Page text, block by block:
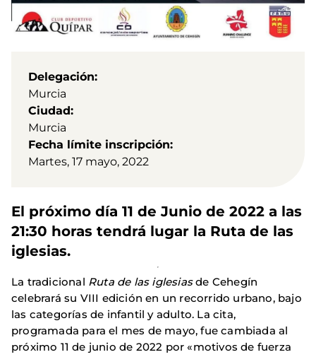
Delegación
Murcia
Ciudad
Murcia
Fecha límite inscripción
Martes, 17 mayo, 2022
El próximo día 11 de Junio de 2022 a las
21:30 horas tendrá lugar la Ruta de las
iglesias.
La tradicional Ruta de las iglesiasde Cehegín
celebrará su VIII edición en un recorrido urbano, bajo
las categorías de infantil y adulto. La cita,
programada para el mes de mayo, fue cambiada al
próximo 11 de junio de 2022 por «motivos de fuerza